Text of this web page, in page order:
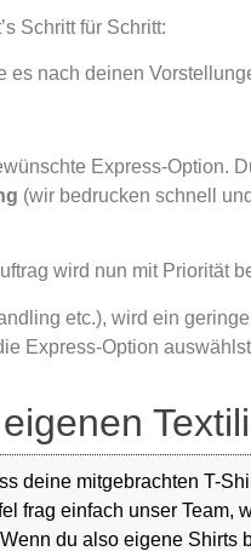
Schritt für Schritt:
es nach deinen
Express-Option.
(wir bedrucken schnell
wird nun mit Priorität
etc.), wird ein
Express-Option
deine mitgebrachten T-
frag einfach unser Team,
du also eigene Shirts